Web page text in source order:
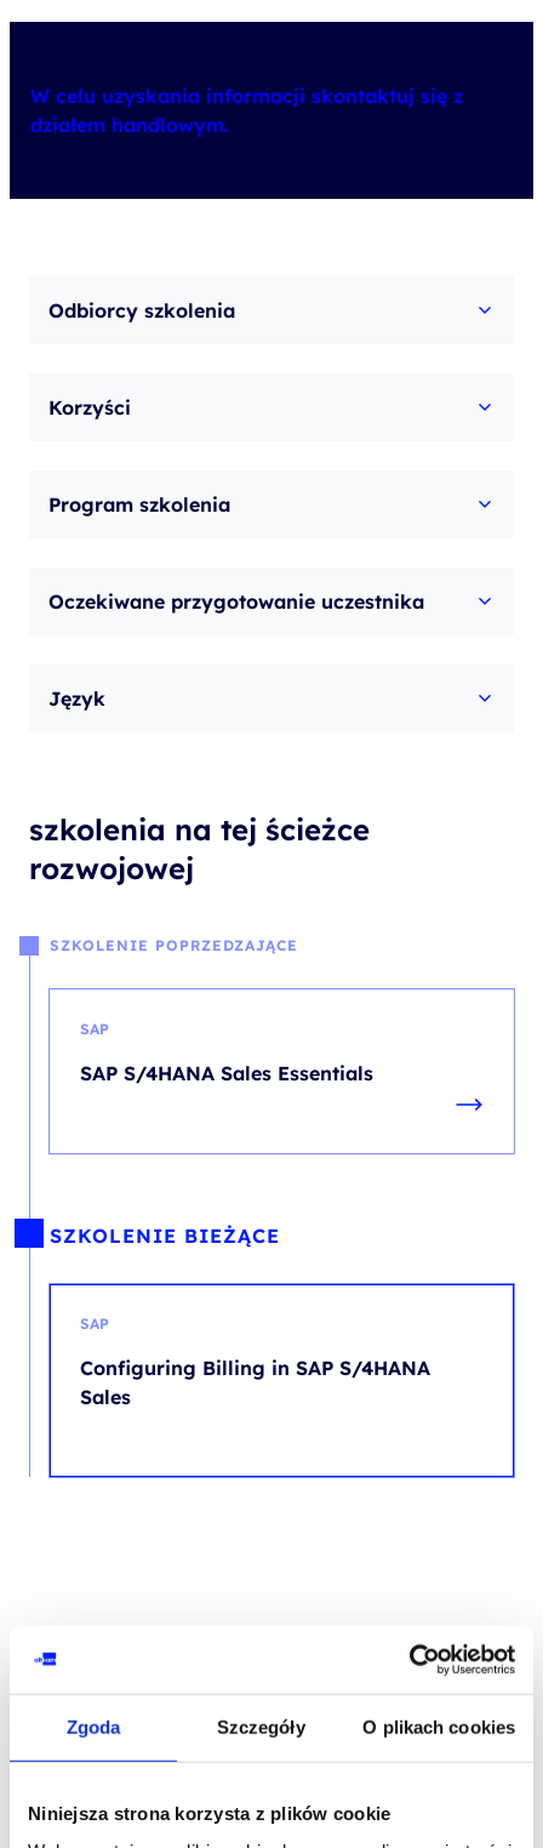
Zgoda Szczegóły O plikach cookies
Niniejsza strona korzysta z plików cookie
W celu uzyskania informacji skontaktuj się z
działem handlowym.
Odbiorcy szkolenia
Korzyści
Program szkolenia
Oczekiwane przygotowanie uczestnika
Język
szkolenia na tej ścieżce
rozwojowej
SZKOLENIE POPRZEDZAJĄCE
SAP
SAP S/4HANA Sales Essentials
SZKOLENIE BIEŻĄCE
SAP
Configuring Billing in SAP S/4HANA
Sales
Skontaktuj się z naszym doradcą